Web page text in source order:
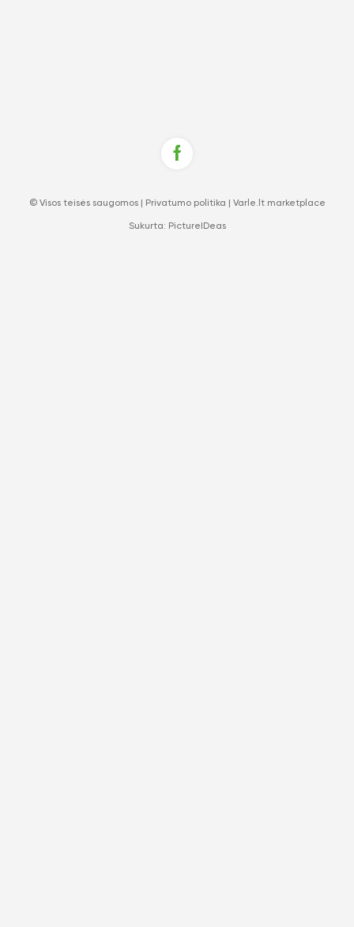
© Visos teisės saugomos | Privatumo politika Varle.lt marketplace
Sukurta: PictureIDeas